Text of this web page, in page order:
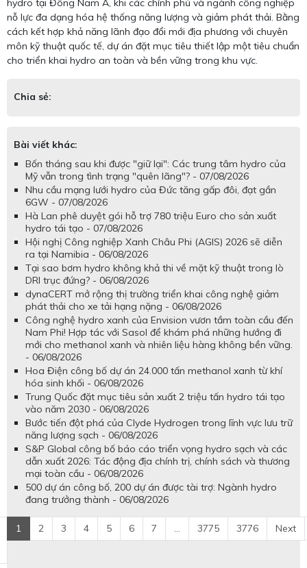
hydro tại Đông Nam Á, khi các chính phủ và ngành công nghiệp
nỗ lực đa dạng hóa hệ thống năng lượng và giảm phát thải. Bằng
cách kết hợp khả năng lãnh đạo đổi mới địa phương với chuyên
môn kỹ thuật quốc tế, dự án đặt mục tiêu thiết lập một tiêu chuẩn
cho triển khai hydro an toàn và bền vững trong khu vực.
Chia sẻ:
Bài viết khác:
Bốn tháng sau khi được "giữ lại": Các trung tâm hydro của
Mỹ vẫn trong tình trạng "quên lãng"? - 07/08/2026
Nhu cầu mạng lưới hydro của Đức tăng gấp đôi, đạt gần
6GW - 07/08/2026
Hà Lan phê duyệt gói hỗ trợ 780 triệu Euro cho sản xuất
hydro tái tạo - 07/08/2026
Hội nghị Công nghiệp Xanh Châu Phi (AGIS) 2026 sẽ diễn
ra tại Namibia - 06/08/2026
Tại sao bơm hydro không khả thi về mặt kỹ thuật trong lò
DRI trục đứng? - 06/08/2026
dynaCERT mở rộng thị trường triển khai công nghệ giảm
phát thải cho xe tải hạng nặng - 06/08/2026
Công nghệ hydro xanh của Envision vươn tầm toàn cầu đến
Nam Phi! Hợp tác với Sasol để khám phá những hướng đi
mới cho methanol xanh và nhiên liệu hàng không bền vững.
- 06/08/2026
Hoa Điện công bố dự án 24.000 tấn methanol xanh từ khí
hóa sinh khối - 06/08/2026
Trung Quốc đặt mục tiêu sản xuất 2 triệu tấn hydro tái tạo
vào năm 2030 - 06/08/2026
Bước tiến đột phá của Clyde Hydrogen trong lĩnh vực lưu trữ
năng lượng sạch - 06/08/2026
S&P Global công bố báo cáo triển vọng hydro sạch và các
dẫn xuất 2026: Tác động địa chính trị, chính sách và thương
mại toàn cầu - 06/08/2026
500 dự án công bố, 200 dự án được tài trợ: Ngành hydro
đang trưởng thành - 06/08/2026
1 2 3 4 5 6 7 ... 3775 3776 Next